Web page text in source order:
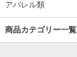
アパレル類
商品カテゴリー一覧